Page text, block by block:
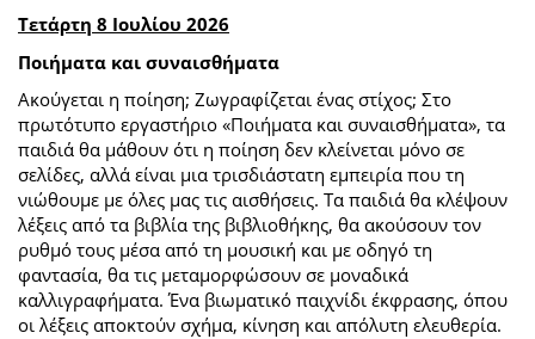
Τετάρτη 8 Ιουλίου 2026
Ποιήματα και συναισθήματα
Ακούγεται η ποίηση; Ζωγραφίζεται ένας στίχος; Στο
πρωτότυπο εργαστήριο «Ποιήματα και συναισθήματα», τα
παιδιά θα μάθουν ότι η ποίηση δεν κλείνεται μόνο σε
σελίδες, αλλά είναι μια τρισδιάστατη εμπειρία που τη
νιώθουμε με όλες μας τις αισθήσεις. Τα παιδιά θα κλέψουν
λέξεις από τα βιβλία της βιβλιοθήκης, θα ακούσουν τον
ρυθμό τους μέσα από τη μουσική και με οδηγό τη
φαντασία, θα τις μεταμορφώσουν σε μοναδικά
καλλιγραφήματα. Ένα βιωματικό παιχνίδι έκφρασης, όπου
οι λέξεις αποκτούν σχήμα, κίνηση και απόλυτη ελευθερία.